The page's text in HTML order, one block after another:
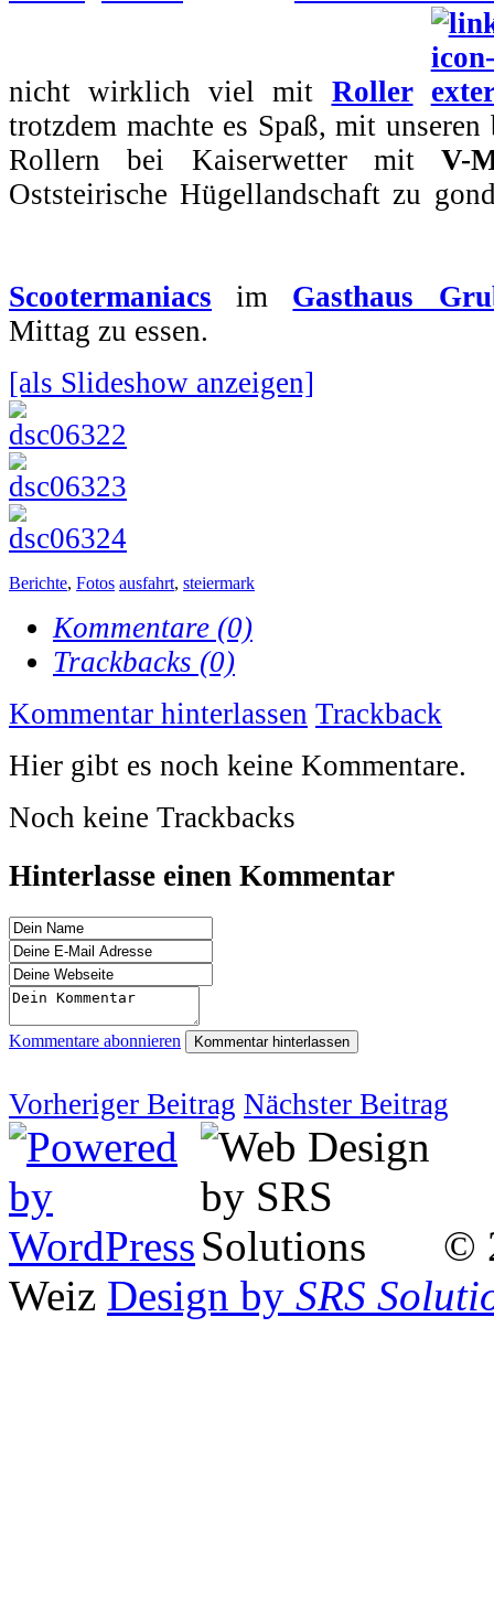
nicht wirklich viel mit Roller
trotzdem machte es Spaß, mit
Rollern bei Kaiserwetter mitV-
Oststeirische Hügellandschaft zu
Scootermaniacs im Gasthaus
Mittag zu essen.
[als Slideshow anzeigen]
Berichte, Fotos ausfahrt, steiermark
Kommentare (0)
Trackbacks (0)
Kommentar hinterlassen Trackback
Hier gibt es noch keine Kommentare.
Noch keine Trackbacks
Hinterlasse einen Kommentar
Kommentare abonnieren Kommentar hinterlassen
Vorheriger Beitrag Nächster Beitrag
©
Weiz Design by SRS